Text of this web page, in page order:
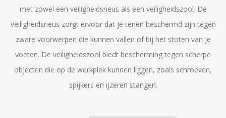
met zowel een veiligheidsneus als een veiligheidszool. De
veiligheidsneus zorgt ervoor dat je tenen beschermd zijn tegen
zware voorwerpen die kunnen vallen of bij het stoten van je
voeten. De veiligheidszool biedt bescherming tegen scherpe
objecten die op de werkplek kunnen liggen, zoals schroeven,
spijkers en ijzeren stangen.